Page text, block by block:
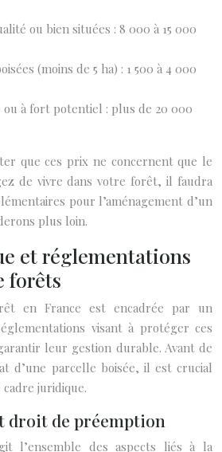
ou bien situées : 8 000 à 15 000
(moins de 5 ha) : 1 500 à 4 000
à fort potentiel : plus de 20 000
que ces prix ne concernent que le
de vivre dans votre forêt, il faudra
pour l’aménagement d’un
plus loin.
et réglementations
forêts
en France est encadrée par un
visant à protéger ces
leur gestion durable. Avant de
d’une parcelle boisée, il est crucial
juridique.
droit de préemption
l’ensemble des aspects liés à la